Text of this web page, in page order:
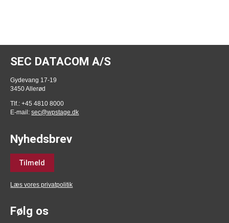
SEC DATACOM A/S
Gydevang 17-19
3450 Allerød
Tlf.: +45 4810 8000
E-mail:sec@wpstage.dk
Nyhedsbrev
Tilmeld
Læs vores privatpolitik
Følg os